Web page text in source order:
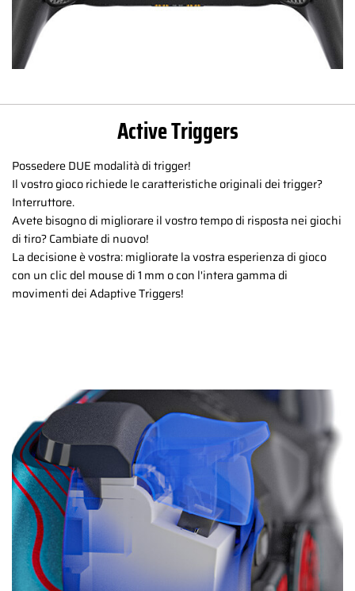
Active Triggers
Possedere DUE modalità di trigger!
Il vostro gioco richiede le caratteristiche originali dei trigger?
Interruttore.
Avete bisogno di migliorare il vostro tempo di risposta nei giochi
di tiro? Cambiate di nuovo!
La decisione è vostra: migliorate la vostra esperienza di gioco
con un clic del mouse di 1 mm o con l'intera gamma di
movimenti dei Adaptive Triggers!